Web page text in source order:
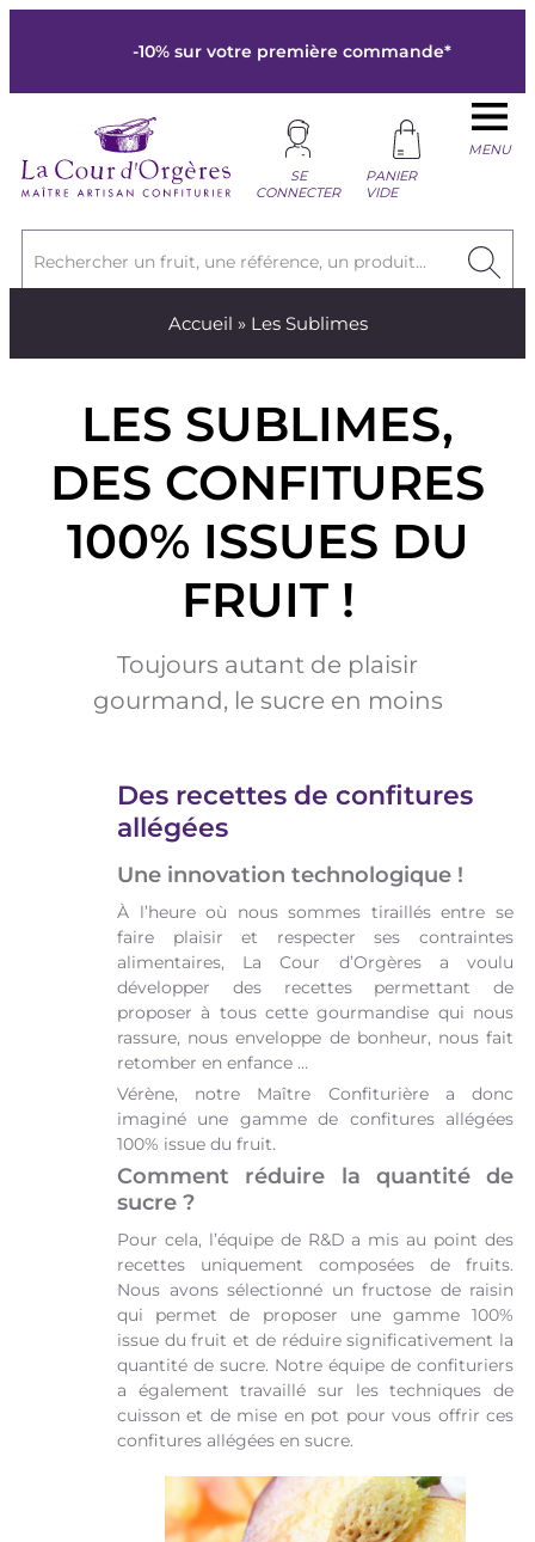
-10% sur votre première commande*
Rechercher un fruit, une référence, un produit...
SE
CONNECTER
PANIER
VIDE
MENU
Accueil » Les Sublimes
LES SUBLIMES,
DES CONFITURES
100% ISSUES DU
FRUIT !
Toujours autant de plaisir
gourmand, le sucre en moins
Des recettes de confitures
allégées
Une innovation technologique !
À l’heure où nous sommes tiraillés entre se
faire plaisir et respecter ses contraintes
alimentaires, La Cour d’Orgères a voulu
développer des recettes permettant de
proposer à tous cette gourmandise qui nous
rassure, nous enveloppe de bonheur, nous fait
retomber en enfance …
Vérène, notre Maître Confiturière a donc
imaginé une gamme de confitures allégées
100% issue du fruit.
Comment réduire la quantité de
sucre ?
Pour cela, l’équipe de R&D a mis au point des
recettes uniquement composées de fruits.
Nous avons sélectionné un fructose de raisin
qui permet de proposer une gamme 100%
issue du fruit et de réduire significativement la
quantité de sucre. Notre équipe de confituriers
a également travaillé sur les techniques de
cuisson et de mise en pot pour vous offrir ces
confitures allégées en sucre.